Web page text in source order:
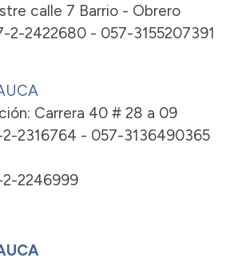
calle 7 Barrio - Obrero
2-2422680 - 057-3155207391
Carrera 40 # 28 a 09
2316764 - 057-3136490365
2246999